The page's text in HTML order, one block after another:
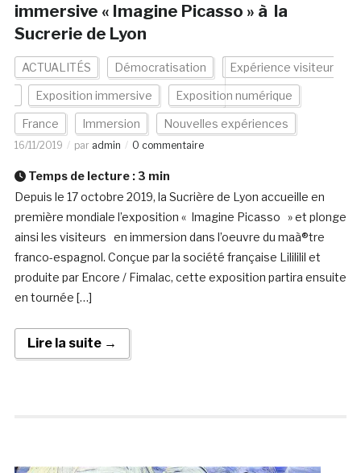
immersive « Imagine Picasso » à la
Sucrerie de Lyon
ACTUALITÉS Démocratisation Expérience visiteur
Exposition immersive Exposition numérique
France Immersion Nouvelles expériences
16/11/2019 par admin 0 commentaire
Temps de lecture : 3 min
Depuis le 17 octobre 2019, la Sucrière de Lyon accueille en
première mondiale l’exposition « Imagine Picasso » et plonge
ainsi les visiteurs en immersion dans l’oeuvre du maà®tre
franco-espagnol. Conçue par la société française Lilililil et
produite par Encore / Fimalac, cette exposition partira ensuite
en tournée […]
Lire la suite →